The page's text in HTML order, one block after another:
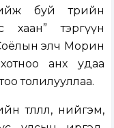
буй төрийн
хаан” тэргүүн
элч Морин
анх удаа
толилууллаа.
төлөөлөл, нийгэм,